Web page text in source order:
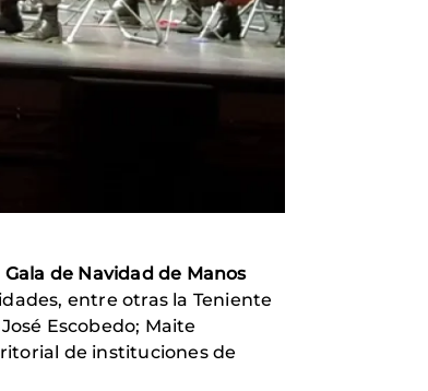
Gala de Navidad de Manos
entre otras la Teniente
Escobedo; Maite
de instituciones de